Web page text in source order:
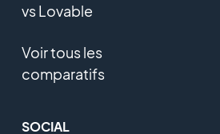
vs Lovable
Voir tous les
comparatifs
SOCIAL